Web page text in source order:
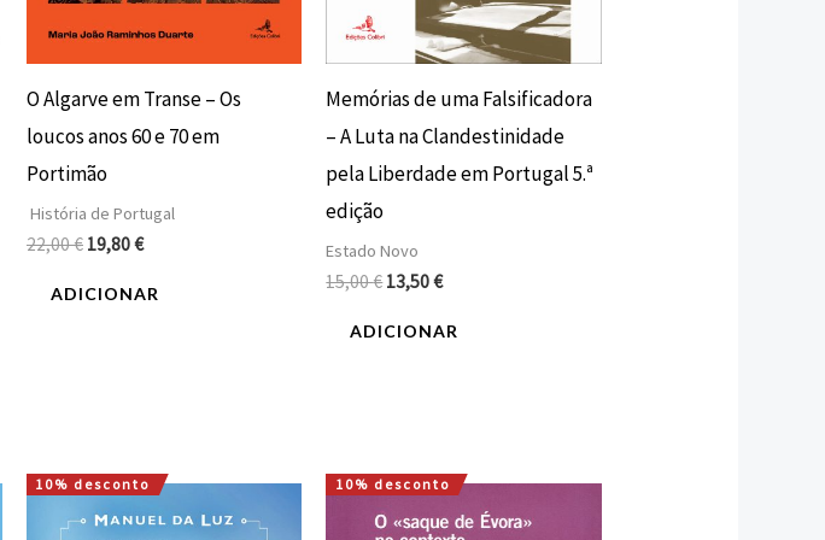
O Algarve em Transe – Os
loucos anos 60 e 70 em
Portimão
História de Portugal
22,00€ 19,80€
ADICIONAR
Memórias de uma Falsificadora
– A Luta na Clandestinidade
pela Liberdade em Portugal 5.ª
edição
Estado Novo
15,00€13,50€
ADICIONAR
10% desconto
O
preço
O
preço
10% desconto
O
preço
O
preço